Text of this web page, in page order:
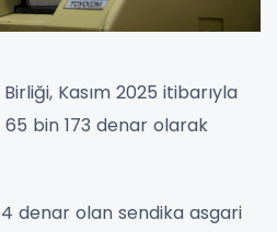
Kasım 2025 itibarıyla
bin 173 denar olarak
denar olan sendika asgari